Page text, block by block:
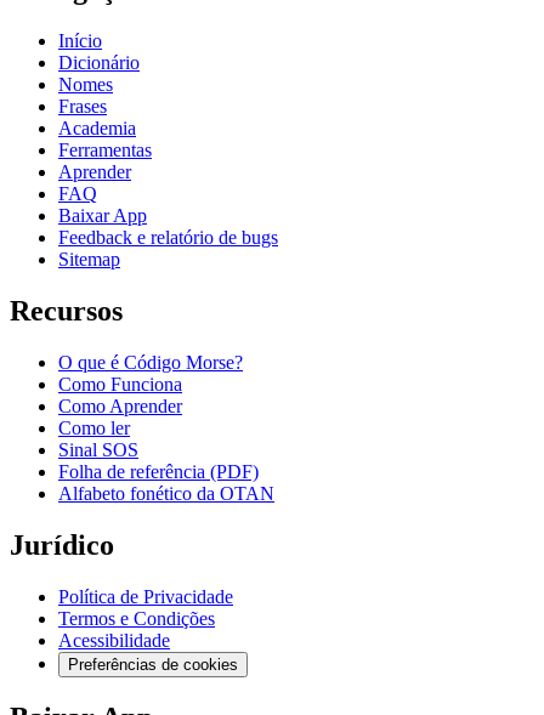
Início
Dicionário
Nomes
Frases
Academia
Ferramentas
Aprender
FAQ
Baixar App
Feedback e relatório de bugs
Sitemap
Recursos
O que é Código Morse?
Como Funciona
Como Aprender
Como ler
Sinal SOS
Folha de referência (PDF)
Alfabeto fonético da OTAN
Jurídico
Política de Privacidade
Termos e Condições
Acessibilidade
Preferências de cookies